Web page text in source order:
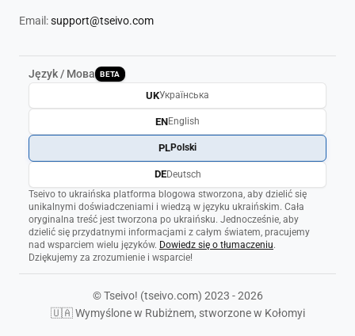
Email:support@tseivo.com
Język / Мова BETA
Tseivo to ukraińska platforma blogowa stworzona, aby dzielić się
unikalnymi doświadczeniami i wiedzą w języku ukraińskim. Cała
oryginalna treść jest tworzona po ukraińsku. Jednocześnie, aby
dzielić się przydatnymi informacjami z całym światem, pracujemy
nad wsparciem wielu języków. Dowiedz się o tłumaczeniu.
Dziękujemy za zrozumienie i wsparcie!
UKУкраїнська
ENEnglish
PLPolski
DEDeutsch
© Tseivo! (tseivo.com) 2023 - 2026
🇺🇦 Wymyślone w Rubiżnem, stworzone w Kołomyi